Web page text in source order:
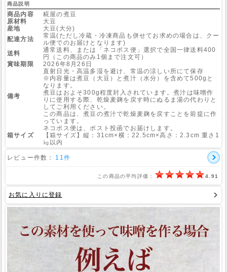
商品説明
商品内容
糀屋の煮豆
原材料
大豆
産地
大豆(大分)
配達方法
常温(ただし冷蔵・冷凍商品も併せてお求めの場合は、クー
ル便でのお届けとなります)
送料
通常送料、または「ネコポス便」選択で全国一律送料400
円（この商品のみ1個まで注文可）
賞味期限
2026年8月26日
備考
直射日光・高温多湿を避け、常温の涼しい所にて保存
※内容量は煮豆（大豆）と煮汁（水分）を含めて500gと
なります。
煮豆はおよそ300g程度封入されています。煮汁は味噌作
りに使用する際、乾燥麦麹を戻す時にぬるま湯の代わりと
してご利用ください。
この商品は、煮豆の煮汁で乾燥麦麹を戻すことを前提に作
っています。
箱サイズ
ネコポス便は、ポスト投函でお届けします。
【箱サイズ】縦：31cm×横：22.5cm×高さ：2.3cm 重さ1
㎏以内
レビュー件数： 11件
この商品の平均評価： 4.91
お気に入りに登録